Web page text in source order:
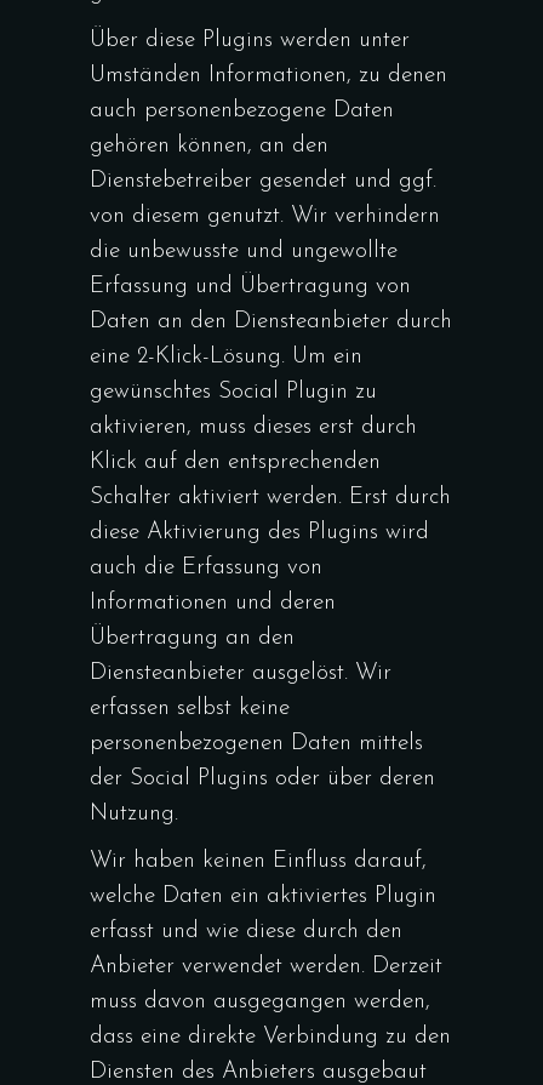
Über diese Plugins werden unter
Umständen Informationen, zu denen
auch personenbezogene Daten
gehören können, an den
Dienstebetreiber gesendet und ggf.
von diesem genutzt. Wir verhindern
die unbewusste und ungewollte
Erfassung und Übertragung von
Daten an den Diensteanbieter durch
eine 2-Klick-Lösung. Um ein
gewünschtes Social Plugin zu
aktivieren, muss dieses erst durch
Klick auf den entsprechenden
Schalter aktiviert werden. Erst durch
diese Aktivierung des Plugins wird
auch die Erfassung von
Informationen und deren
Übertragung an den
Diensteanbieter ausgelöst. Wir
erfassen selbst keine
personenbezogenen Daten mittels
der Social Plugins oder über deren
Nutzung.
Wir haben keinen Einfluss darauf,
welche Daten ein aktiviertes Plugin
erfasst und wie diese durch den
Anbieter verwendet werden. Derzeit
muss davon ausgegangen werden,
dass eine direkte Verbindung zu den
Diensten des Anbieters ausgebaut